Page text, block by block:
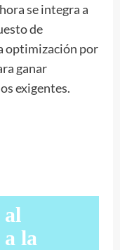
se integra a
de
optimización por
ganar
exigentes.
al
la